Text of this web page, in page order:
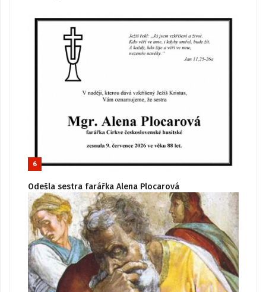
6
Odešla sestra farářka Alena Plocarová